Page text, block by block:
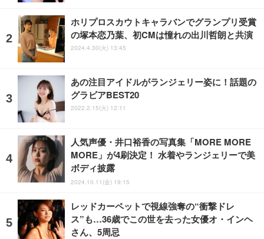
ホリプロスカウトキャラバンでグランプリ受賞
の塚本恋乃葉、初CMは憧れの出川哲朗と共演
2024.4.30(火) 13:45
あの注目アイドルがランジェリー姿に！話題の
グラビアBEST20
2022.2.15(火) 12:11
人気声優・井口裕香の写真集「MORE MORE
MORE」が4刷決定！ 水着やランジェリーで美
ボディ披露
2024.10.11(金) 19:15
レッドカーペットで視線強奪の“衝撃ドレ
ス”も…36歳でこの世を去った女優オ・インヘ
さん、5周忌